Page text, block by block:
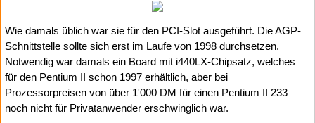
Wie damals üblich war sie für den PCI-Slot ausgeführt. Die AGP-
Schnittstelle sollte sich erst im Laufe von 1998 durchsetzen.
Notwendig war damals ein Board mit i440LX-Chipsatz, welches
für den Pentium II schon 1997 erhältlich, aber bei
Prozessorpreisen von über 1'000 DM für einen Pentium II 233
noch nicht für Privatanwender erschwinglich war.